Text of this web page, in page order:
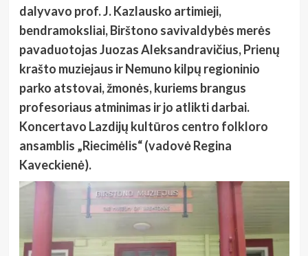
dalyvavo prof. J. Kazlausko artimieji,
bendramoksliai, Birštono savivaldybės merės
pavaduotojas Juozas Aleksandravičius, Prienų
krašto muziejaus ir Nemuno kilpų regioninio
parko atstovai, žmonės, kuriems brangus
profesoriaus atminimas ir jo atlikti darbai.
Koncertavo Lazdijų kultūros centro folkloro
ansamblis „Riecimėlis“ (vadovė Regina
Kaveckienė).